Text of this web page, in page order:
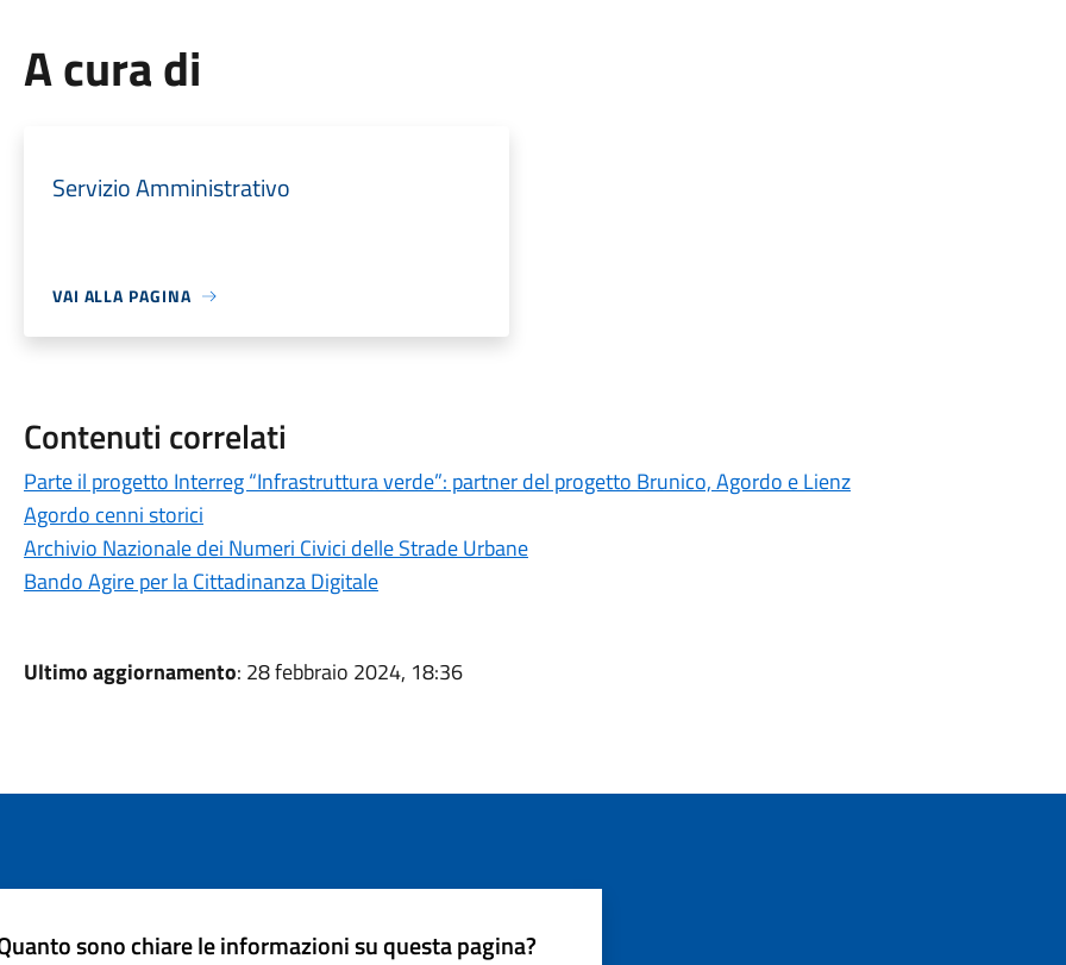
A cura di
Servizio Amministrativo
VAI ALLA PAGINA
Contenuti correlati
Parte il progetto Interreg “Infrastruttura verde”: partner del progetto Brunico, Agordo e Lienz
Agordo cenni storici
Archivio Nazionale dei Numeri Civici delle Strade Urbane
Bando Agire per la Cittadinanza Digitale
Ultimo aggiornamento: 28 febbraio 2024, 18:36
sono chiare le informazioni su questa pagina?